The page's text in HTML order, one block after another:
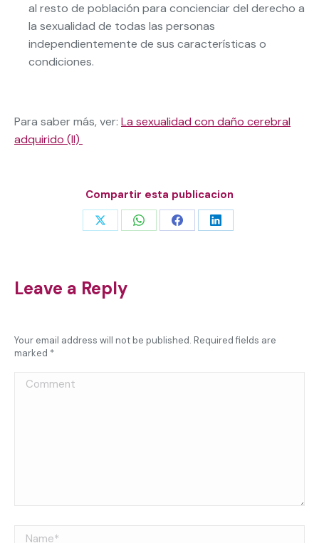
al resto de población para concienciar del derecho a
la sexualidad de todas las personas
independientemente de sus características o
condiciones.
Para saber más, ver: La sexualidad con daño cerebral
adquirido (II)
Compartir esta publicacion
Share Share Share Share
Leave a Reply
Your email address will not be published. Required fields are
marked *
Comment
Name *